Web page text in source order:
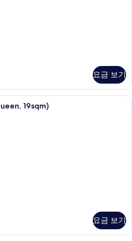
요금 보기
스탠다드 더블룸, 금연 (Queen,
19sqm)
요금 보기